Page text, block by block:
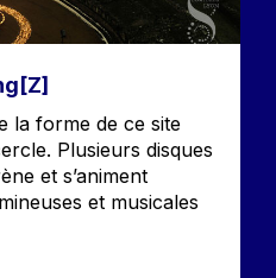
la forme de ce site
Plusieurs disques
et s’animent
et musicales